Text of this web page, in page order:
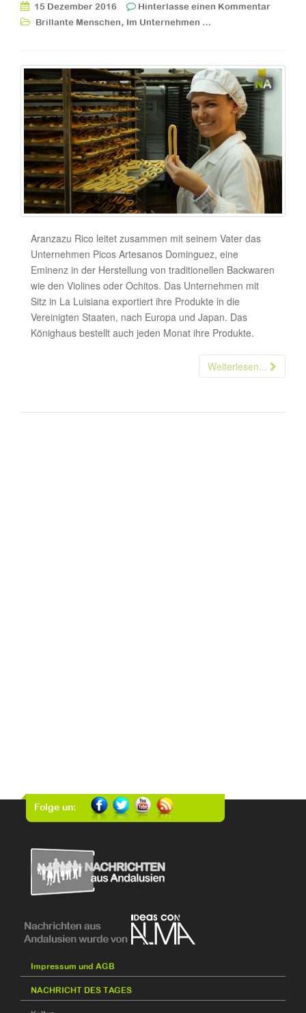
15 Dezember 2016
Hinterlasse einen Kommentar
Brillante Menschen, Im Unternehmen …
Aranzazu Rico leitet zusammen mit seinem Vater das
Unternehmen Picos Artesanos Dominguez, eine
Eminenz in der Herstellung von traditionellen Backwaren
wie den Violines oder Ochitos. Das Unternehmen mit
Sitz in La Luisiana exportiert ihre Produkte in die
Vereinigten Staaten, nach Europa und Japan. Das
Könighaus bestellt auch jeden Monat ihre Produkte.
Weiterlesen...
Folge un:
Impressum und AGB
NACHRICHT DES TAGES